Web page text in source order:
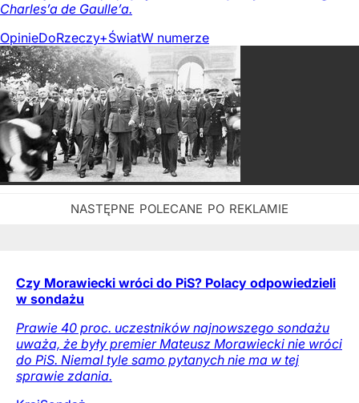
Charles’a de Gaulle’a.
OpinieDoRzeczy+ŚwiatW numerze
Czy Morawiecki wróci do PiS? Polacy odpowiedzieli
w sondażu
Prawie 40 proc. uczestników najnowszego sondażu
uważa, że były premier Mateusz Morawiecki nie wróci
do PiS. Niemal tyle samo pytanych nie ma w tej
sprawie zdania.